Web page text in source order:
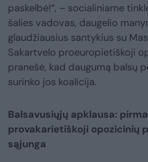
paskelbė!“, – socialiniame
šalies vadovas, daugelio
glaudžiausius santykius su
Sakartvelo proeuropietiškoji
pranešė, kad daugumą balsų
surinko jos koalicija.
Balsavusiųjų apklausa:
provakarietiškoji opozicinių
sąjunga